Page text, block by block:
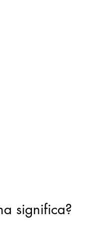
significa?